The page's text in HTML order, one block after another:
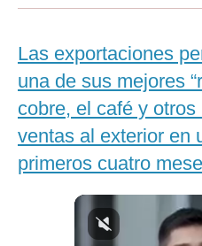
España
Internacional
Tecnología
Club del Suscriptor
G de Gestión
Las exportaciones
una de sus mejores
cobre, el café y
ventas al exterior en
primeros cuatro